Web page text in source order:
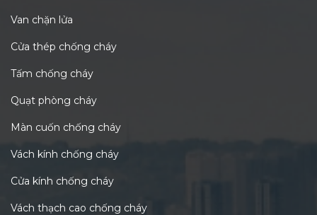
Van chặn lửa
Cửa thép chống cháy
Tấm chống cháy
Quạt phòng cháy
Màn cuốn chống cháy
Vách kính chống cháy
Cửa kính chống cháy
Vách thạch cao chống cháy